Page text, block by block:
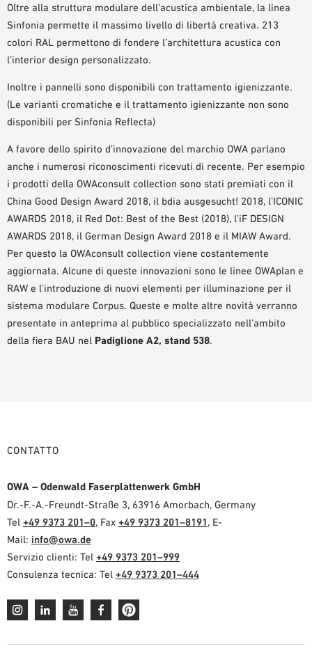
Oltre alla struttura modulare dell’acustica ambientale, la linea
Sinfonia permette il massimo livello di libertà creativa. 213
colori RAL permettono di fondere l’architettura acustica con
l’interior design personalizzato.
Inoltre i pannelli sono disponibili con trattamento igienizzante.
(Le varianti cromatiche e il trattamento igienizzante non sono
disponibili per Sinfonia Reflecta)
A favore dello spirito d’innovazione del marchio OWA parlano
anche i numerosi riconoscimenti ricevuti di recente. Per esempio
i prodotti della OWAconsult collection sono stati premiati con il
China Good Design Award 2018, il bdia ausgesucht! 2018, l’ICONIC
AWARDS 2018, il Red Dot: Best of the Best (2018), l’iF DESIGN
AWARDS 2018, il German Design Award 2018 e il MIAW Award.
Per questo la OWAconsult collection viene costantemente
aggiornata. Alcune di queste innovazioni sono le linee OWAplan e
RAW e l’introduzione di nuovi elementi per illuminazione per il
sistema modulare Corpus. Queste e molte altre novità verranno
presentate in anteprima al pubblico specializzato nell’ambito
della fiera BAU nel Padiglione A2, stand 538.
CONTATTO
OWA – Odenwald Faserplattenwerk GmbH
Dr.-F.-A.-Freundt-Straße 3, 63916 Amorbach, Germany
Tel +49 9373 201–0, Fax +49 9373 201–8191, E-
Mail: info@owa.de
Servizio clienti: Tel +49 9373 201–999
Consulenza tecnica: Tel +49 9373 201–444